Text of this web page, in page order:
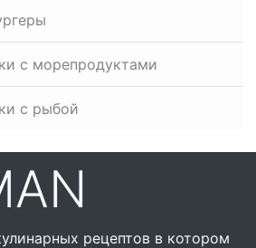
с морепродуктами
с рыбой
рецептов в котором